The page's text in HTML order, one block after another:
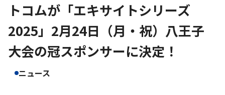
トコムが「エキサイトシリーズ
2025」2月24日（月・祝）八王子
大会の冠スポンサーに決定！
ニュース